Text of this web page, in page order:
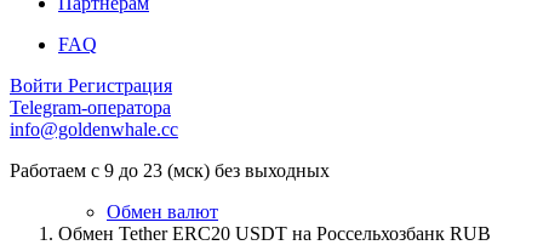
FAQ
Войти Регистрация
Telegram-оператора
info@goldenwhale.cc
Работаем с 9 до 23 (мск) без выходных
Обмен валют
Обмен Tether ERC20 USDT на Россельхозбанк RUB